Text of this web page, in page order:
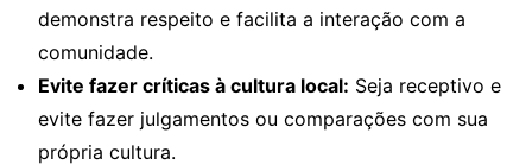
demonstra respeito e facilita a interação com a
comunidade.
Evite fazer críticas à cultura local: Seja receptivo e
evite fazer julgamentos ou comparações com sua
própria cultura.